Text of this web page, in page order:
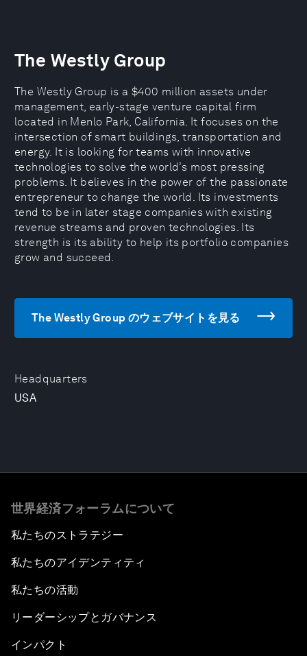
Headquarters
USA
The Westly Group
The Westly Group is a $400 million assets under
management, early-stage venture capital firm
located in Menlo Park, California. It focuses on the
intersection of smart buildings, transportation and
energy. It is looking for teams with innovative
technologies to solve the world’s most pressing
problems. It believes in the power of the passionate
entrepreneur to change the world. Its investments
tend to be in later stage companies with existing
revenue streams and proven technologies. Its
strength is its ability to help its portfolio companies
grow and succeed.
The Westly Group のウェブサイトを見る
世界経済フォーラムについて
私たちのストラテジー
私たちのアイデンティティ
私たちの活動
リーダーシップとガバナンス
インパクト